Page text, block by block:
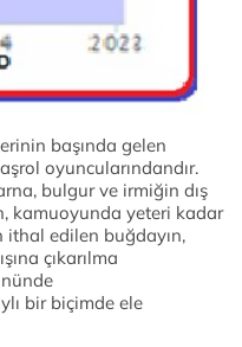
başında gelen
oyuncularındandır.
bulgur ve irmiğin dış
kamuoyunda yeteri kadar
ithal edilen buğdayın,
çıkarılma
bir biçimde ele